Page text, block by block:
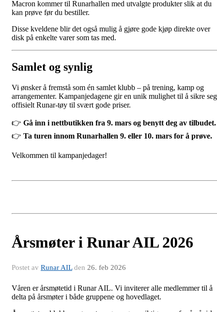
Macron kommer til Runarhallen med utvalgte produkter slik at du
kan prøve før du bestiller.
Disse kveldene blir det også mulig å gjøre gode kjøp direkte over
disk på enkelte varer som tas med.
Samlet og synlig
Vi ønsker å fremstå som én samlet klubb – på trening, kamp og
arrangementer. Kampanjedagene gir en unik mulighet til å sikre seg
offisielt Runar-tøy til svært gode priser.
👉 Gå inn i nettbutikken fra 9. mars og benytt deg av tilbudet.
👉 Ta turen innom Runarhallen 9. eller 10. mars for å prøve.
Velkommen til kampanjedager!
Årsmøter i Runar AIL 2026
Postet av Runar AILden 26. feb 2026
Våren er årsmøtetid i Runar AIL. Vi inviterer alle medlemmer til å
delta på årsmøter i både gruppene og hovedlaget.